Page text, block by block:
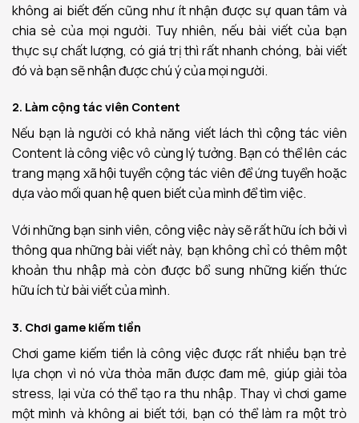
không ai biết đến cũng như ít nhận được sự quan tâm và
chia sẻ của mọi người. Tuy nhiên, nếu bài viết của bạn
thực sự chất lượng, có giá trị thì rất nhanh chóng, bài viết
đó và bạn sẽ nhận được chú ý của mọi người.
2. Làm cộng tác viên Content
Nếu bạn là người có khả năng viết lách thì cộng tác viên
Content là công việc vô cùng lý tưởng. Bạn có thể lên các
trang mạng xã hội tuyển cộng tác viên để ứng tuyển hoặc
dựa vào mối quan hệ quen biết của mình để tìm việc.
Với những bạn sinh viên, công việc này sẽ rất hữu ích bởi vì
thông qua những bài viết này, bạn không chỉ có thêm một
khoản thu nhập mà còn được bổ sung những kiến thức
hữu ích từ bài viết của mình.
3. Chơi game kiếm tiền
Chơi game kiếm tiền là công việc được rất nhiều bạn trẻ
lựa chọn vì nó vừa thỏa mãn được đam mê, giúp giải tỏa
stress, lại vừa có thể tạo ra thu nhập. Thay vì chơi game
một mình và không ai biết tới, bạn có thể làm ra một trò